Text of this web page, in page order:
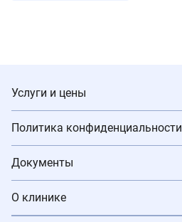
Услуги и цены
Политика конфиденциальности
Документы
О клинике